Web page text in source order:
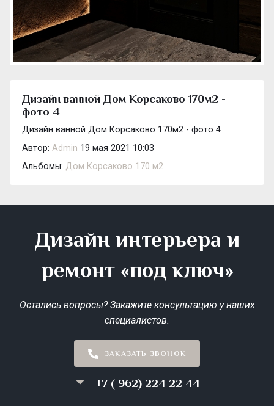
Дизайн ванной Дом Корсаково 170м2 -
фото 4
Дизайн ванной Дом Корсаково 170м2 - фото 4
Автор: Admin 19 мая 2021 10:03
Альбомы: Дом Корсаково 170 м2
Дизайн интерьера и
ремонт «под ключ»
Остались вопросы? Закажите консультацию у наших
специалистов.
ЗАКАЗАТЬ ЗВОНОК
+7 ( 962) 224 22 44